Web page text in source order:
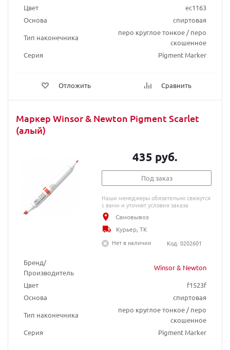
Цвет
ec1163
Основа
спиртовая
Тип наконечника
перо круглое тонкое / перо
скошенное
Серия
Pigment Marker
Отложить Сравнить
Маркер Winsor & Newton Pigment Scarlet
(алый)
Бренд/
Производитель
Winsor & Newton
Цвет
f1523f
Основа
спиртовая
Тип наконечника
перо круглое тонкое / перо
скошенное
Серия
Pigment Marker
435 руб.
Под заказ
Наши менеджеры обязательно свяжутся
с вами и уточнят условия заказа
Самовывоз
Курьер, ТК
Нет в наличии
Код: 0202601